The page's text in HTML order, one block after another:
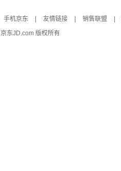
手机京东 友情链接 销售联盟
京东JD.com 版权所有